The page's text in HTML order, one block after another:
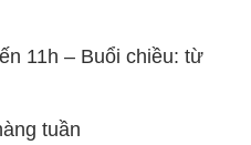
11h – Buổi chiều: từ
tuần